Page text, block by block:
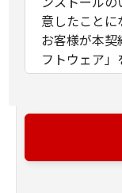
意したことに
お客様が本
フトウェア」
(1) キヤノン
用する目的